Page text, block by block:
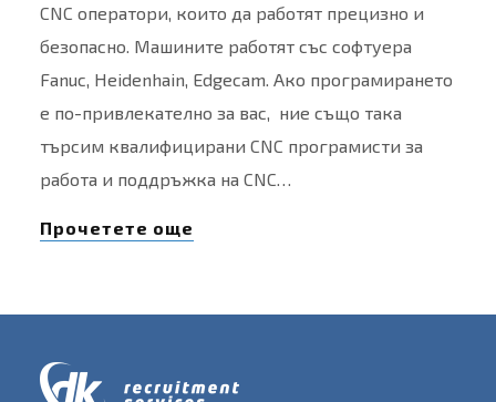
CNC оператори, които да работят прецизно и
безопасно. Машините работят със софтуера
Fanuc, Heidenhain, Edgecam. Ако програмирането
е по-привлекателно за вас, ние също така
търсим квалифицирани CNC програмисти за
работа и поддръжка на CNC…
Прочетете още